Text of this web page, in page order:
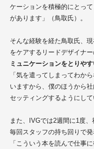
ケーションを積極的にとっ
があります」（鳥取氏）。
そんな経験を経た鳥取氏、
をケアするリードデザイナ
ミュニケーションをとりや
「気を遣ってしまってわか
いますから、僕のほうから
セッティングするようにし
また、IVGでは2週間に1度
毎回スタッフの持ち回りで
「こういう本を読んで仕事